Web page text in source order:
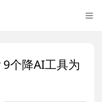
个降AI工具为